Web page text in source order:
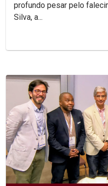
profundo pesar pelo
Silva, a...